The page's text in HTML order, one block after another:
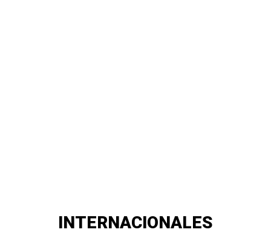
INTERNACIONALES